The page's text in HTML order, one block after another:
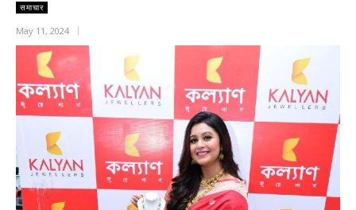
समाचार
May 11, 2024